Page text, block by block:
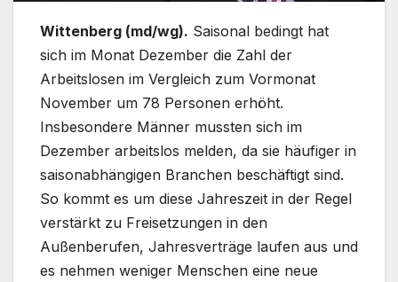
Wittenberg (md/wg). Saisonal bedingt hat
sich im Monat Dezember die Zahl der
Arbeitslosen im Vergleich zum Vormonat
November um 78 Personen erhöht.
Insbesondere Männer mussten sich im
Dezember arbeitslos melden, da sie häufiger in
saisonabhängigen Branchen beschäftigt sind.
So kommt es um diese Jahreszeit in der Regel
verstärkt zu Freisetzungen in den
Außenberufen, Jahresverträge laufen aus und
es nehmen weniger Menschen eine neue